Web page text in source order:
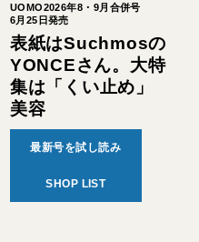
UOMO2026年8・9月合併号
6月25日発売
表紙はSuchmosの
YONCEさん。大特
集は「くい止め」
美容
最新号を試し読み
SHOP LIST